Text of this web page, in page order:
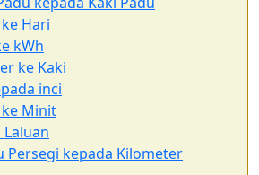
Hari
kWh
ke Kaki
inci
ke Minit
Laluan
Persegi kepada Kilometer